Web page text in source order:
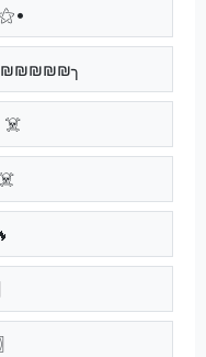
₪₪₪₪₪╮
☠️